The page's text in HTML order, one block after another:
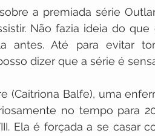
a premiada série
Não fazia ideia do que
antes. Até para evitar
dizer que a série é
(Caitriona Balfe), uma
no tempo para
Ela é forçada a se casar